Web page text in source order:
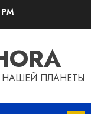
ПЛАНЕТЫ